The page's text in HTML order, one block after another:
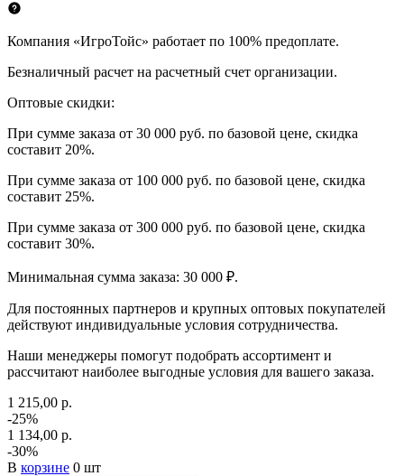
Компания «ИгроТойс» работает по 100% предоплате.
Безналичный расчет на расчетный счет организации.
Оптовые скидки:
При сумме заказа от 30 000 руб. по базовой цене, скидка
составит 20%.
При сумме заказа от 100 000 руб. по базовой цене, скидка
составит 25%.
При сумме заказа от 300 000 руб. по базовой цене, скидка
составит 30%.
Минимальная сумма заказа: 30 000 ₽.
Для постоянных партнеров и крупных оптовых покупателей
действуют индивидуальные условия сотрудничества.
Наши менеджеры помогут подобрать ассортимент и
рассчитают наиболее выгодные условия для вашего заказа.
1 215,00 р.
-25%
1 134,00 р.
-30%
В корзине 0 шт